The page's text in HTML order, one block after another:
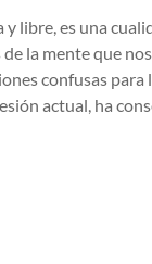
libre, es una
la mente que
confusas para
actual, ha